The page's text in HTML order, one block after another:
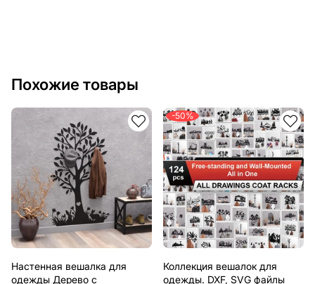
Похожие товары
Настенная вешалка для
одежды Дерево с
-50%
Коллекция вешалок для
одежды. DXF, SVG файлы